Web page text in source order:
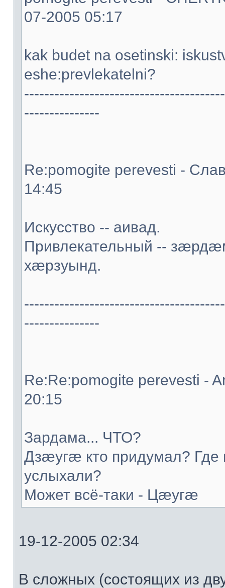
07-2005 05:17
kak budet na osetinski:
eshe:prevlekatelni?
---------------
Re:pomogite perevesti -
14:45
Искусство -- аивад.
Привлекательный --
хæрзуынд.
---------------
Re:Re:pomogite perevesti -
20:15
Зардама... ЧТО?
Дзæугæ кто придумал? Где
услыхали?
Может всё-таки - Цæугæ
19-12-2005 02:34
В сложных (состоящих из